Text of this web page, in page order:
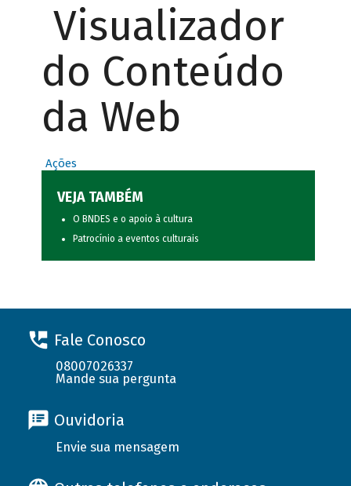
Visualizador
do Conteúdo
da Web
Ações
VEJA TAMBÉM
O BNDES e o apoio à cultura
Patrocínio a eventos culturais
Fale Conosco
08007026337
Mande sua pergunta
Ouvidoria
Envie sua mensagem